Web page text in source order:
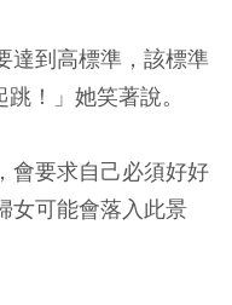
達到高標準，該標準
！」她笑著說。
會要求自己必須好好
女可能會落入此景